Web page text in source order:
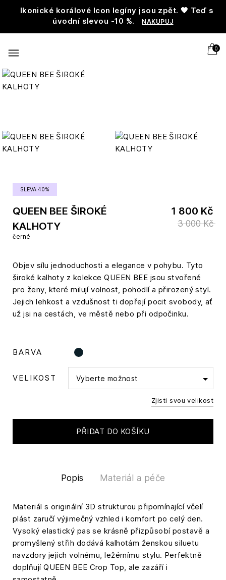
Ikonické korálové Icon legíny jsou zpět. 🧡 Teď s
úvodní slevou -10 %.
NAKUPUJ
0
SLEVA 40%
QUEEN BEE ŠIROKÉ
KALHOTY
černé
1 800 Kč
3 000 Kč
Objev sílu jednoduchosti a elegance v pohybu. Tyto
široké kalhoty z kolekce QUEEN BEE jsou stvořené
pro ženy, které milují volnost, pohodlí a přirozený styl.
Jejich lehkost a vzdušnost ti dopřejí pocit svobody, ať
už jsi na cestách, ve městě nebo při odpočinku.
BARVA
VELIKOST Vyberte možnost
Zjisti svou velikost
PŘIDAT DO KOŠÍKU
Popis Materiál a péče
Materiál s originální 3D strukturou připomínající včelí
plást zaručí výjimečný vzhled i komfort po celý den.
Vysoký elastický pas se krásně přizpůsobí postavě a
promyšlený střih dodává kalhotám ženskou siluetu
navzdory jejich volnému, ležérnímu stylu. Perfektně
doplňují QUEEN BEE Crop Top, ale zazáří i